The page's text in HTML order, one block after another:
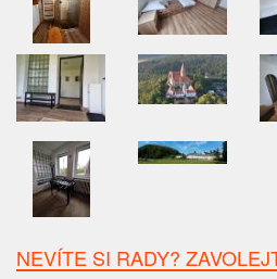
NEVÍTE SI RADY?